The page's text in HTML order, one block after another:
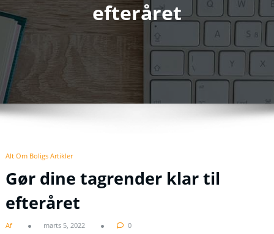
efteråret
Alt Om Boligs Artikler
Gør dine tagrender klar til
efteråret
Af marts 5, 2022 0